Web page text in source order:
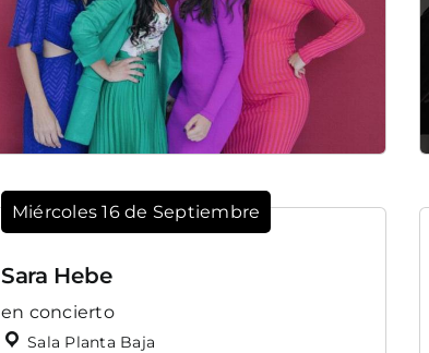
Miércoles 16 de Septiembre
Sara Hebe
en concierto
Sala Planta Baja